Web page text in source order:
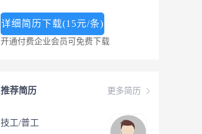
详细简历下载(15元/条)
开通付费企业会员可免费下载
更多简历
推荐简历
技工/普工